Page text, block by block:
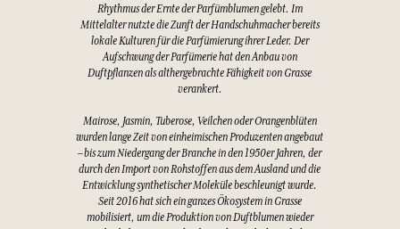
Rhythmus der Ernte der Parfümblumen gelebt. Im
Mittelalter nutzte die Zunft der Handschuhmacher bereits
lokale Kulturen für die Parfümierung ihrer Leder. Der
Aufschwung der Parfümerie hat den Anbau von
Duftpflanzen als althergebrachte Fähigkeit von Grasse
verankert.
Mairose, Jasmin, Tuberose, Veilchen oder Orangenblüten
wurden lange Zeit von einheimischen Produzenten angebaut
– bis zum Niedergang der Branche in den 1950er Jahren, der
durch den Import von Rohstoffen aus dem Ausland und die
Entwicklung synthetischer Moleküle beschleunigt wurde.
Seit 2016 hat sich ein ganzes Ökosystem in Grasse
mobilisiert, um die Produktion von Duftblumen wieder